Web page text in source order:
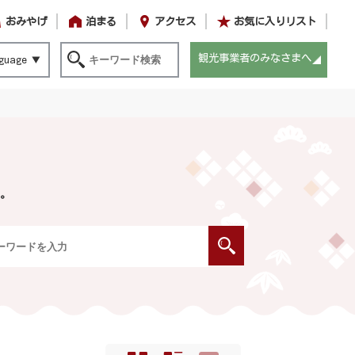
おみやげ 泊まる アクセス お気に入りリスト
観光事業者のみなさまへ